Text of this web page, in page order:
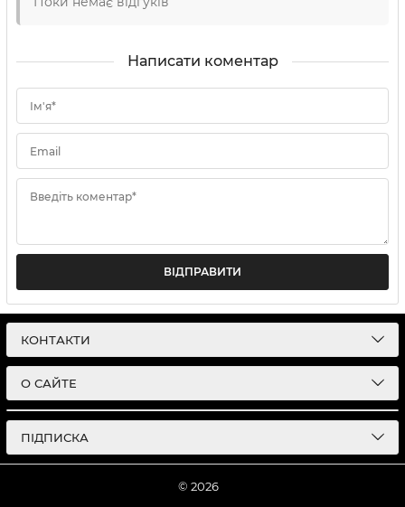
Написати коментар
Ім'я*
Email
Введіть коментар*
ВІДПРАВИТИ
КОНТАКТИ
О САЙТЕ
ПІДПИСКА
© 2026